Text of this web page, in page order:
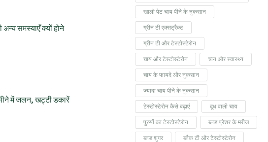
समस्याएँ क्यों होने
में जलन, खट्टी डकारें
खाली पेट चाय पीने के नुकसान
ग्रीन टी एक्सट्रैक्ट
ग्रीन टी और टेस्टोस्टेरोन
चाय और टेस्टोस्टेरोन चाय और स्वास्थ्य
चाय के फायदे और नुकसान
ज्यादा चाय पीने के नुकसान
टेस्टोस्टेरोन कैसे बढ़ाएं दूध वाली चाय
पुरुषों का टेस्टोस्टेरोन ब्लड प्रेशर के मरीज
ब्लड शुगर ब्लैक टी और टेस्टोस्टेरोन